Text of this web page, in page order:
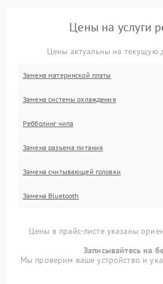
Цены на услуги
Цены актуальны на текущую
Замена материнской платы
Замена системы охлаждения
Ребболинг чипа
Замена разъема питания
Замена считывающей головки
Замена Bluetooth
Цены в прайс-листе указаны
Записывайтесь на
Мы проверим ваше устройство и